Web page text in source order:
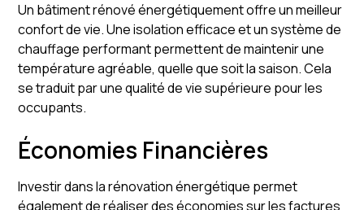
Un bâtiment rénové énergétiquement offre un meilleur
confort de vie. Une isolation efficace et un système de
chauffage performant permettent de maintenir une
température agréable, quelle que soit la saison. Cela
se traduit par une qualité de vie supérieure pour les
occupants.
Économies Financières
Investir dans la rénovation énergétique permet
également de réaliser des économies sur les factures